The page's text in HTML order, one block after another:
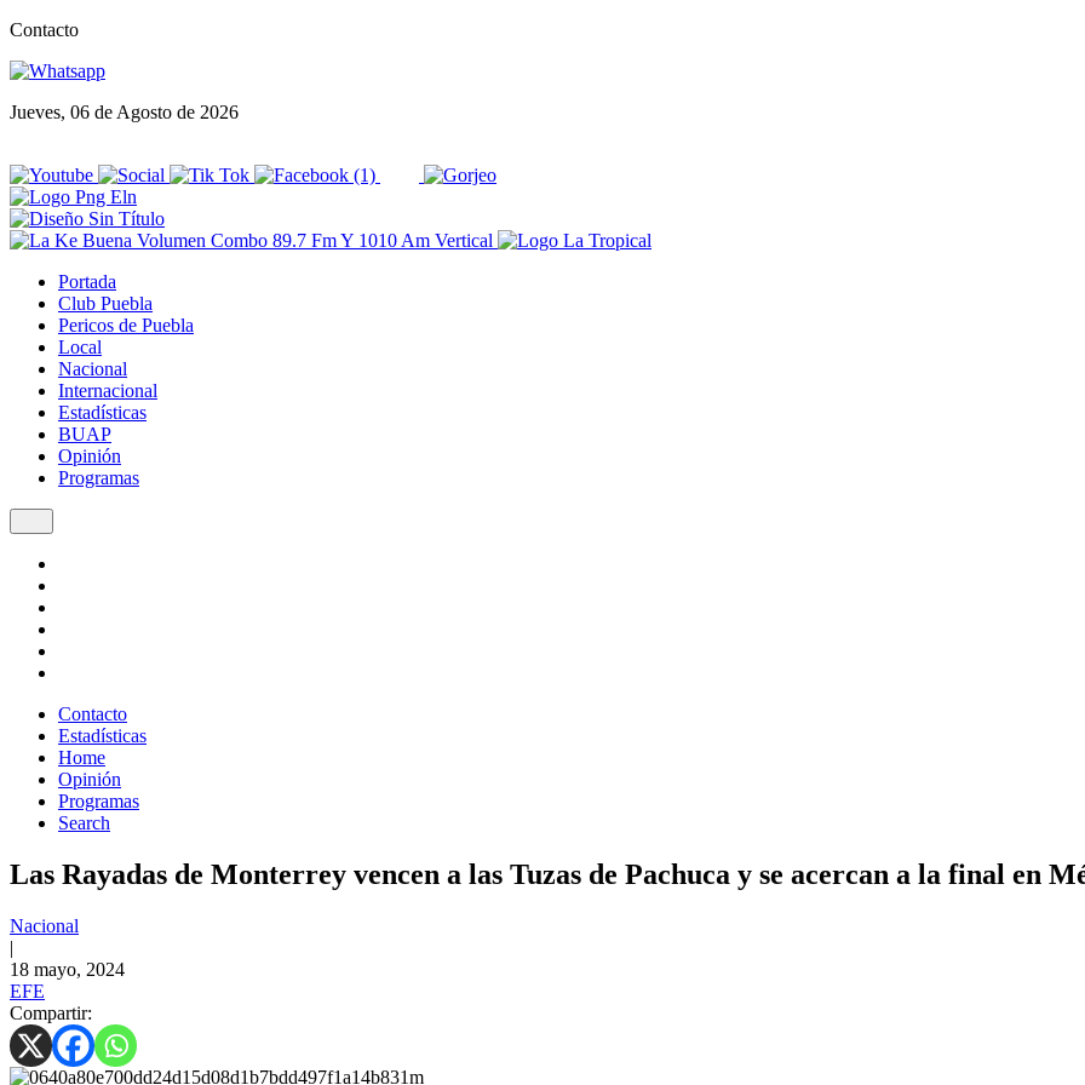
Contacto
Jueves, 06 de Agosto de 2026
Portada
Club Puebla
Pericos de Puebla
Local
Nacional
Internacional
Estadísticas
BUAP
Opinión
Programas
Contacto
Estadísticas
Home
Opinión
Programas
Search
Las Rayadas de Monterrey vencen a las Tuzas de Pachuca y se acercan a la final en
Nacional
|
18 mayo, 2024
EFE
Compartir: